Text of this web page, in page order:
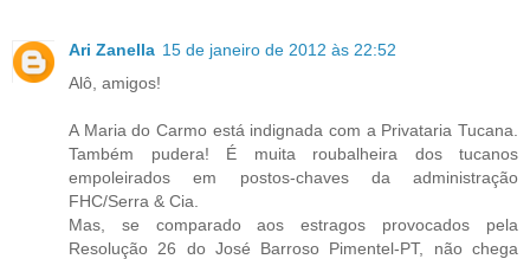
Ari Zanella 15 de janeiro de 2012 às 22:52
Alô, amigos!
A Maria do Carmo está indignada com a Privataria Tucana.
Também pudera! É muita roubalheira dos tucanos
empoleirados em postos-chaves da administração
FHC/Serra & Cia.
Mas, se comparado aos estragos provocados pela
Resolução 26 do José Barroso Pimentel-PT, não chega